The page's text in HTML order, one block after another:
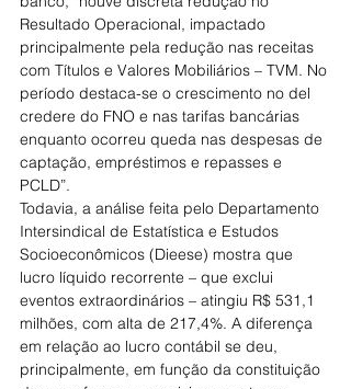
Resultado Operacional, impactado
principalmente pela redução nas receitas
com Títulos e Valores Mobiliários – TVM. No
período destaca-se o crescimento no del
credere do FNO e nas tarifas bancárias
enquanto ocorreu queda nas despesas de
captação, empréstimos e repasses e
PCLD”.
Todavia, a análise feita pelo Departamento
Intersindical de Estatística e Estudos
Socioeconômicos (Dieese) mostra que
lucro líquido recorrente – que exclui
eventos extraordinários – atingiu R$ 531,1
milhões, com alta de 217,4%. A diferença
em relação ao lucro contábil se deu,
principalmente, em função da constituição